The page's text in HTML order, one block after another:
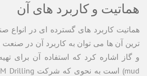
هماتیت و کاربرد های آن
هماتیت کاربرد های گسترده ای در انواع
ترین آن ها می توان به کاربرد آن در